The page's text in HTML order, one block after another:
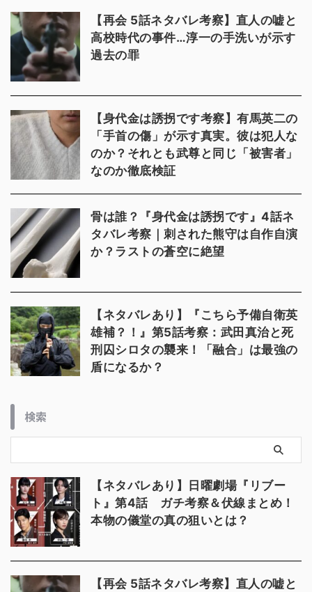
【再会 5話ネタバレ考察】直人の嘘と
高校時代の事件…淳一の手洗いが示す
過去の罪
【身代金は誘拐です考察】有馬英二の
「手首の傷」が示す真実。彼は犯人な
のか？それとも武尊と同じ「被害者」
なのか徹底検証
骨は誰？『身代金は誘拐です』4話ネ
タバレ考察｜刺された熊守は自作自演
か？ラストの蒼空に絶望
【ネタバレあり】『こちら予備自衛英
雄補？！』第5話考察：武田真治と死
刑囚シロタの襲来！「融合」は最強の
盾になるか？
検索
【ネタバレあり】日曜劇場『リブー
ト』第4話 ガチ考察＆伏線まとめ！
本物の儀堂の真の狙いとは？
【再会 5話ネタバレ考察】直人の嘘と